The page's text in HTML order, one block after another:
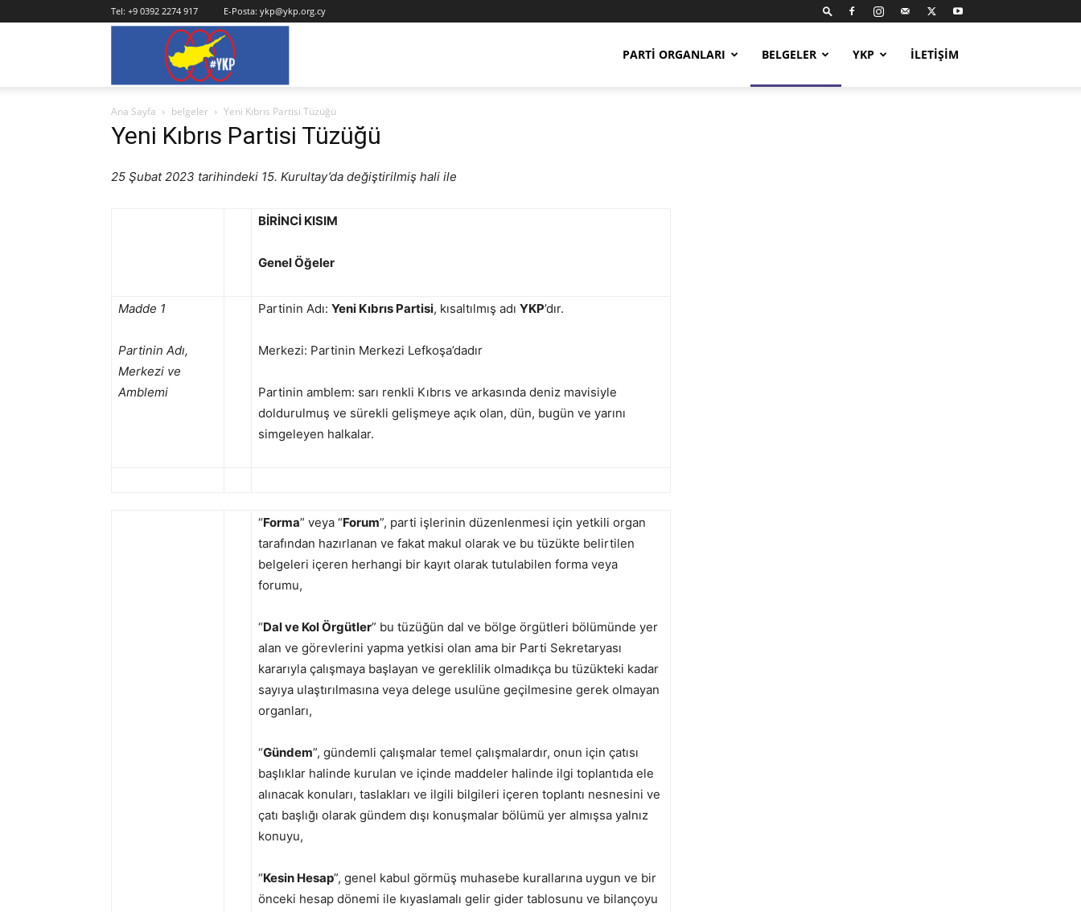
Tel: +9 0392 2274 917 E-Posta: ykp@ykp.org.cy
PARTI ORGANLARI BELGELER YKP İLETIŞIM
Ana Sayfa belgeler Yeni Kıbrıs Partisi Tüzüğü
Yeni Kıbrıs Partisi Tüzüğü
25 Şubat 2023 tarihindeki 15. Kurultay’da değiştirilmiş hali ile
BİRİNCİ KISIM
Genel Öğeler
Madde 1
Partinin Adı,
Merkezi ve
Amblemi
Partinin Adı: Yeni Kıbrıs Partisi, kısaltılmış adı YKP’dır.
Merkezi: Partinin Merkezi Lefkoşa’dadır
Partinin amblem: sarı renkli Kıbrıs ve arkasında deniz mavisiyle
doldurulmuş ve sürekli gelişmeye açık olan, dün, bugün ve yarını
simgeleyen halkalar.
“Forma” veya “Forum”, parti işlerinin düzenlenmesi için yetkili organ
tarafından hazırlanan ve fakat makul olarak ve bu tüzükte belirtilen
belgeleri içeren herhangi bir kayıt olarak tutulabilen forma veya
forumu,
“Dal ve Kol Örgütler” bu tüzüğün dal ve bölge örgütleri bölümünde yer
alan ve görevlerini yapma yetkisi olan ama bir Parti Sekretaryası
kararıyla çalışmaya başlayan ve gereklilik olmadıkça bu tüzükteki kadar
sayıya ulaştırılmasına veya delege usulüne geçilmesine gerek olmayan
organları,
“Gündem”, gündemli çalışmalar temel çalışmalardır, onun için çatısı
başlıklar halinde kurulan ve içinde maddeler halinde ilgi toplantıda ele
alınacak konuları, taslakları ve ilgili bilgileri içeren toplantı nesnesini ve
çatı başlığı olarak gündem dışı konuşmalar bölümü yer almışsa yalnız
konuyu,
“Kesin Hesap”, genel kabul görmüş muhasebe kurallarına uygun ve bir
önceki hesap dönemi ile kıyaslamalı gelir gider tablosunu ve bilançoyu